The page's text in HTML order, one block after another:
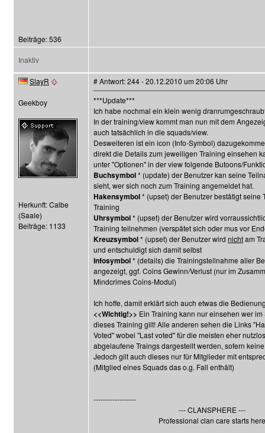
Beiträge: 536
Inaktiv
SlayR
Geekboy
Herkunft: Calbe
(Saale)
Beiträge: 1133
# Antwort: 244 - 20.12.2010 um 20:06 Uhr
***Update***
Ich habe nochmal ein klein wenig
In der training/view kommt man nun mit dem
auch tatsächlich in die squads/view.
Desweiteren ist ein icon (Info-Symbol)
direkt die Details zum jeweiligen Training einsehen
unter "Optionen" in der view folgende Butoons/
Buchsymbol* (update) der Benutzer kan seine
sieht, wer sich noch zum Training angemeldet hat.
Hakensymbol* (upset) der Benutzer bestätigt seine
Training
Uhrsymbol* (upset) der Benutzer wird
Training teilnehmen (verspätet sich oder mus vor
Kreuzsymbol* (upset) der Benutzer wird nichtam
und entschuldigt sich damit selbst
Infosymbol* (details) die Trainingsteilnahme aller
angezeigt, ggf. Coins Gewinn/Verlust (nur im
Mindcrimes Coins-Modul)
Ich hoffe, damit erklärt sich auch etwas die
<<Wichtig!>> Ein Training kann nur einsehen wer im
dieses Training gilt! Alle anderen sehen die Links
Voted" wobei "Last voted" für die meisten eher
abgelaufene Traings dargestellt werden, sofern
Jedoch gilt auch dieses nur für Mitglieder mit
(Mitglied eines Squads das o.g. Fall enthält)
------------------
--- CLANSPHERE ---
Professional clan care starts here